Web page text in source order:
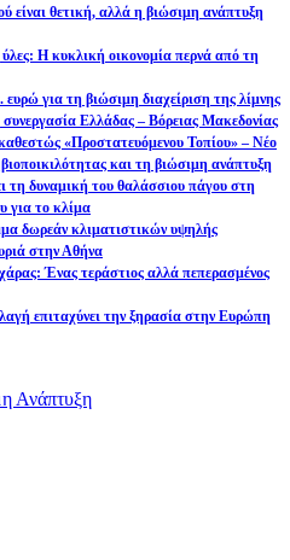
είναι θετική, αλλά η βιώσιμη ανάπτυξη
Η κυκλική οικονομία περνά από τη
για τη βιώσιμη διαχείριση της λίμνης
Ελλάδας – Βόρειας Μακεδονίας
«Προστατευόμενου Τοπίου» – Νέο
και τη βιώσιμη ανάπτυξη
τη δυναμική του θαλάσσιου πάγου στη
για το κλίμα
δωρεάν κλιματιστικών υψηλής
στην Αθήνα
Ένας τεράστιος αλλά πεπερασμένος
επιταχύνει την ξηρασία στην Ευρώπη